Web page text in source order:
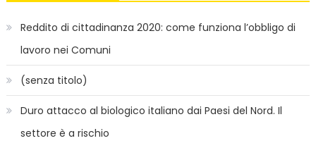
Reddito di cittadinanza 2020: come funziona l’obbligo di
lavoro nei Comuni
(senza titolo)
Duro attacco al biologico italiano dai Paesi del Nord. Il
settore è a rischio